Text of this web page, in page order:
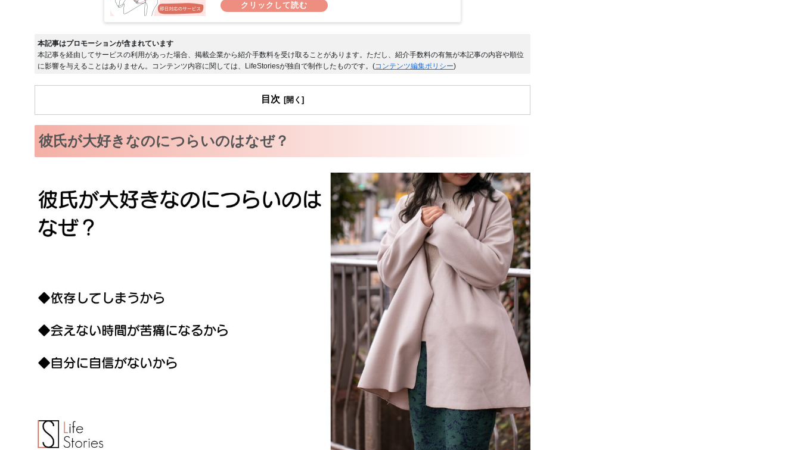
本記事はプロモーションが含まれています
本記事を経由してサービスの利用があった場合、掲載企業から紹介手数料を受け取ることがあります。ただし、紹介手数料の有無が本記事の内容や順位
に影響を与えることはありません。コンテンツ内容に関しては、LifeStoriesが独自で制作したものです。(コンテンツ編集ポリシー)
目次
彼氏が大好きなのにつらいのはなぜ？